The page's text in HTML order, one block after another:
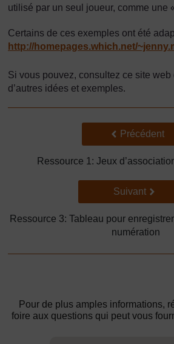
utilisé par un seul joueur, comme une
Certains de ces exemples ont été
http://homepages.which.net/
Si vous pouvez, consultez ce site web
d’autres idées et exemples.
Précédent
Précédent
Ressource 1: Jeux
Suivant
Suivant
Ressource 3: Tableau pour
numération
Pour de plus amples informations,
foire aux questions qui peut vous